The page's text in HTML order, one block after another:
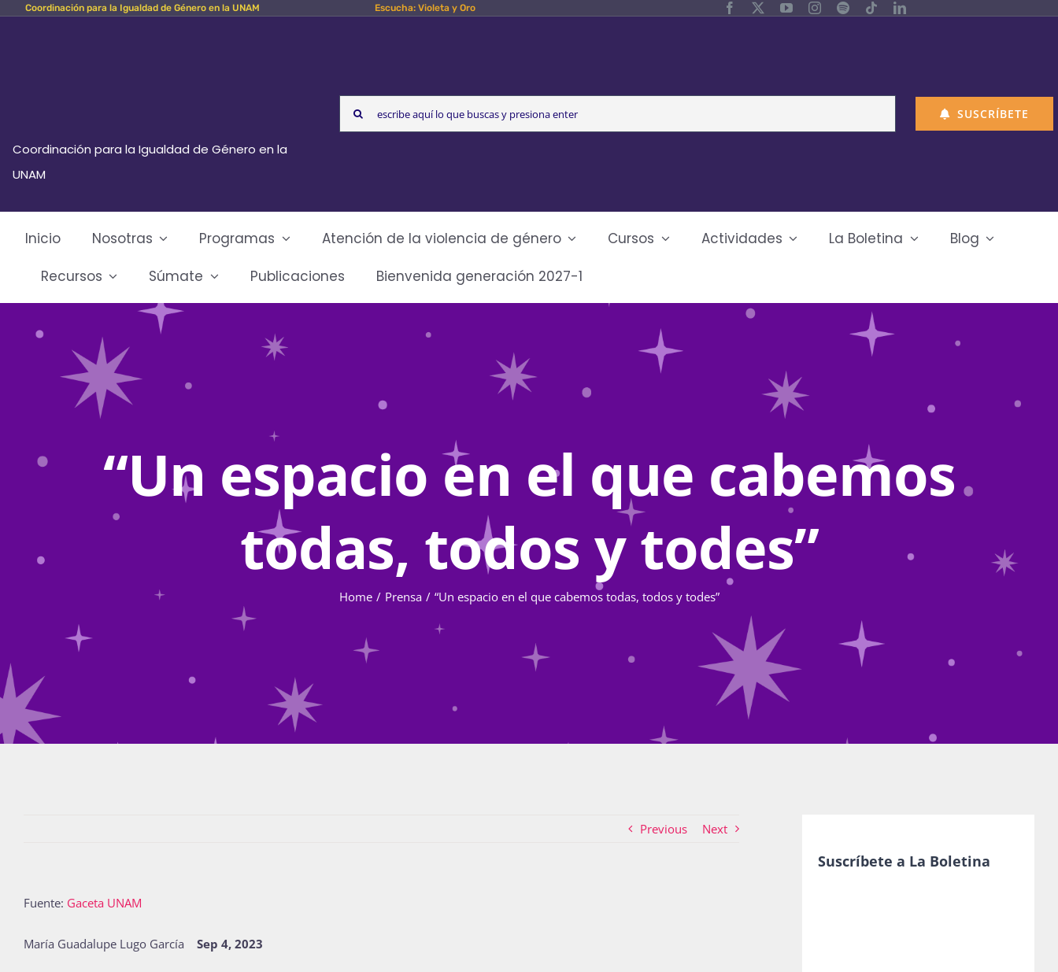
Skip Coordinación para la Igualdad de Género en la UNAM Escucha: Violeta y Oro
Coordinación para la Igualdad de Género en la
UNAM
Search
for:
SUSCRÍBETE
Inicio Nosotras Programas Atención de la violencia de género Cursos Actividades La Boletina
Blog
Recursos
Súmate Publicaciones Bienvenida generación 2027-1
“Un espacio en el que cabemos
todas, todos y todes”
Home Prensa “Un espacio en el que cabemos todas, todos y todes”
Previous Next
Fuente: Gaceta UNAM
María Guadalupe Lugo García Sep 4, 2023
Suscríbete a La Boletina